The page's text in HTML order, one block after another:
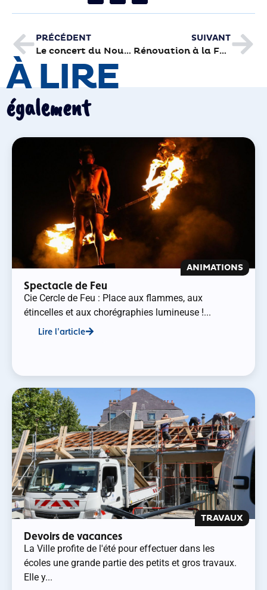
PRÉCÉDENT
Le concert du Nouvel an révèle tous les talents du Conservatoire
SUIVANT
Rénovation à la FNATH
À LIRE
également
ANIMATIONS
Spectacle de Feu
Cie Cercle de Feu : Place aux flammes, aux
étincelles et aux chorégraphies lumineuse !...
Lire l'article
TRAVAUX
Devoirs de vacances
La Ville profite de l'été pour effectuer dans les
écoles une grande partie des petits et gros travaux.
Elle y...